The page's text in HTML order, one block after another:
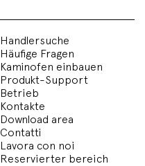
Handlersuche
Häufige Fragen
Kaminofen einbauen
Produkt-Support
Betrieb
Kontakte
Download area
Contatti
Lavora con noi
Reservierter bereich